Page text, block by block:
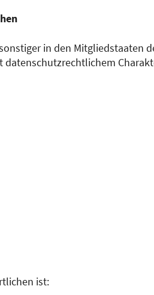
in den Mitgliedstaaten
ist: